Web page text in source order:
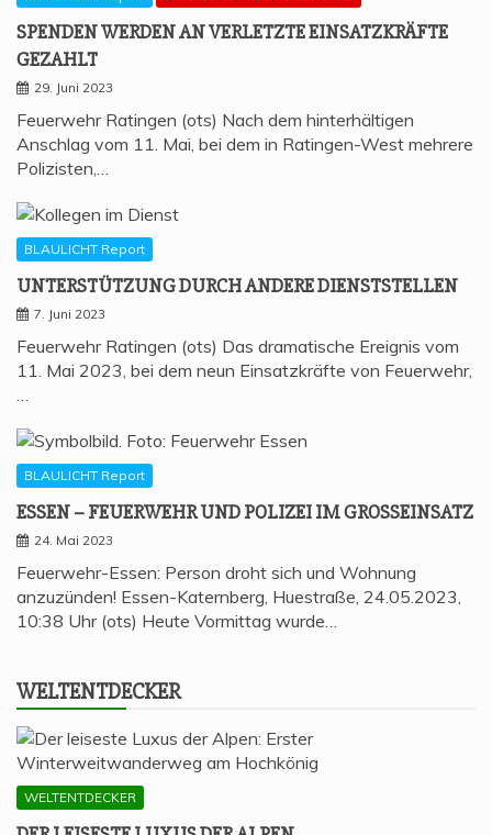
SPEN­DEN WER­DEN AN VER­LETZ­TE EIN­SATZ­KRÄF­TE
GEZAHLT
29. Juni 2023
Feuerwehr Ratingen (ots) Nach dem hinterhältigen
Anschlag vom 11. Mai, bei dem in Ratingen-West mehrere
Polizisten,…
BLAULICHT Report
UNTER­STÜT­ZUNG DURCH ANDE­RE DIENSTSTELLEN
7. Juni 2023
Feuerwehr Ratingen (ots) Das dramatische Ereignis vom
11. Mai 2023, bei dem neun Einsatzkräfte von Feuerwehr,
BLAULICHT Report
ESSEN – FEU­ER­WEHR UND POLI­ZEI IM GROSSEINSATZ
24. Mai 2023
Feuerwehr-Essen: Person droht sich und Wohnung
anzuzünden! Essen-Katernberg, Huestraße, 24.05.2023,
10:38 Uhr (ots) Heute Vormittag wurde…
WELT­ENT­DE­CKER
WELTENTDECKER